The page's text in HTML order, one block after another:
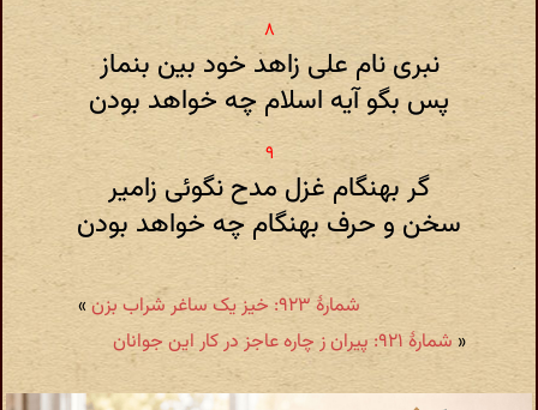
نبری نام علی زاهد خود بین بنماز
پس بگو آیه اسلام چه خواهد بودن
گر بهنگام غزل مدح نگوئی زامیر
سخن و حرف بهنگام چه خواهد بودن
شمارهٔ ۹۲۳: خیز یک ساغر شراب بزن
»
« شمارهٔ ۹۲۱: پیران ز چاره عاجز در کار این جوانان